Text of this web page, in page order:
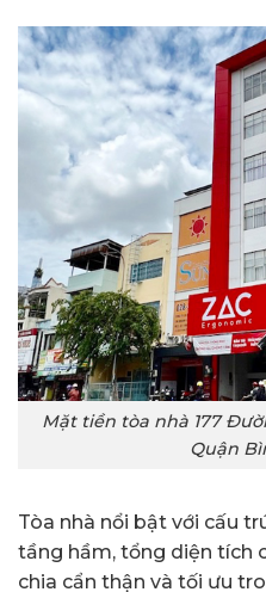
Mặt tiền tòa nhà 177
Quận
Tòa nhà nổi bật với cấu
tầng hầm, tổng diện tích
chia cẩn thận và tối ưu